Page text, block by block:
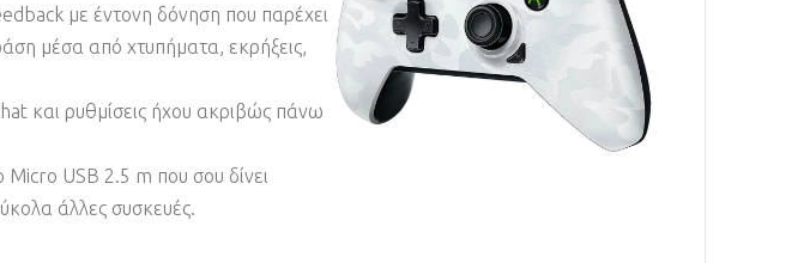
με έντονη δόνηση που παρέχει
μέσα από χτυπήματα, εκρήξεις,
και ρυθμίσεις ήχου ακριβώς πάνω
USB 2.5 m που σου δίνει
άλλες συσκευές.